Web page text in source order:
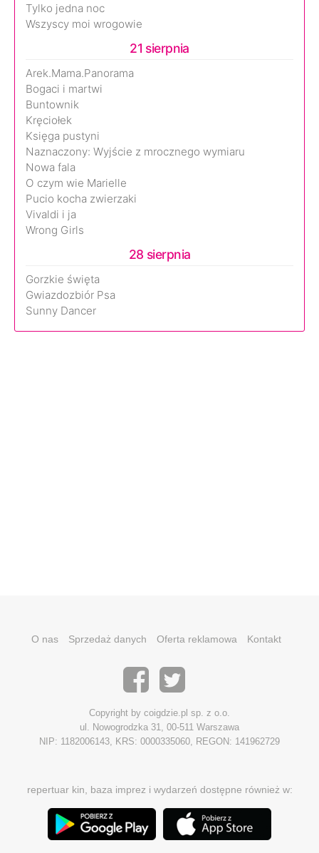
Tylko jedna noc
Wszyscy moi wrogowie
21 sierpnia
Arek.Mama.Panorama
Bogaci i martwi
Buntownik
Kręciołek
Księga pustyni
Naznaczony: Wyjście z mrocznego wymiaru
Nowa fala
O czym wie Marielle
Pucio kocha zwierzaki
Vivaldi i ja
Wrong Girls
28 sierpnia
Gorzkie święta
Gwiazdozbiór Psa
Sunny Dancer
O nas Sprzedaż danych Oferta reklamowa Kontakt
Copyright by coigdzie.pl sp. z o.o.
ul. Nowogrodzka 31, 00-511 Warszawa
NIP: 1182006143, KRS: 0000335060, REGON: 141962729
repertuar kin, baza imprez i wydarzeń dostępne również w: